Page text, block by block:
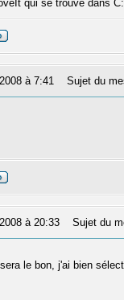
qui se trouve dans
à 7:41 Sujet du
à 20:33 Sujet du
le bon, j'ai bien